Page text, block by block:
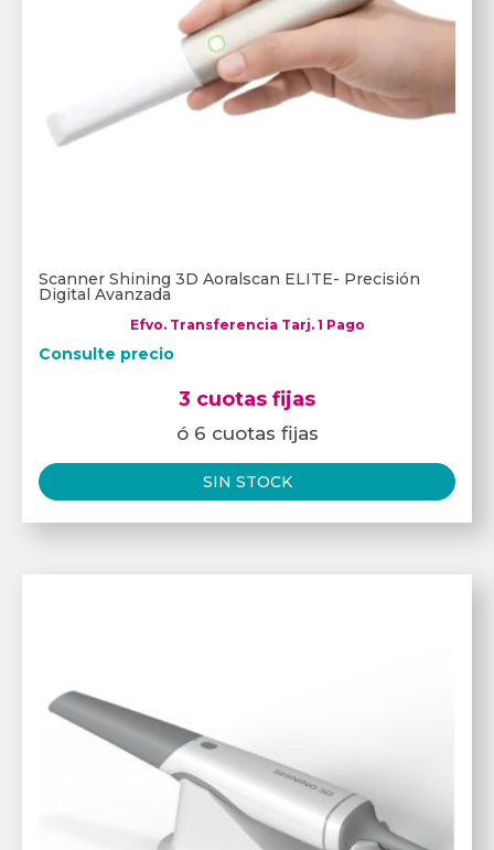
Scanner Shining 3D Aoralscan ELITE- Precisión
Digital Avanzada
Efvo. Transferencia Tarj. 1 Pago
Consulte precio
3 cuotas fijas
ó 6 cuotas fijas
SIN STOCK